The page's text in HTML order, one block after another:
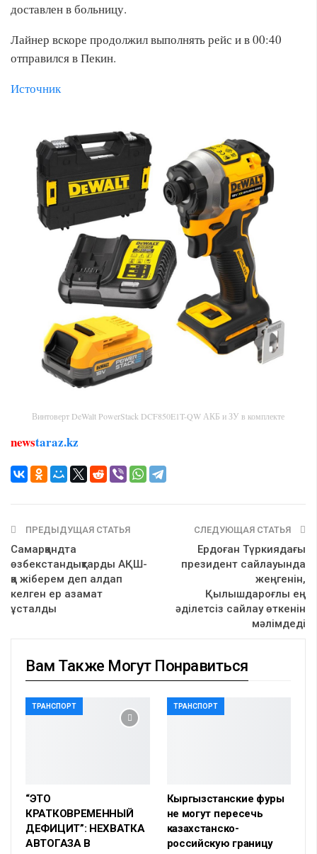
доставлен в больницу.
Лайнер вскоре продолжил выполнять рейс и в 00:40
отправился в Пекин.
Источник
Винтоверт DeWalt PowerStack DCF850E1T-QW АКБ и ЗУ в комплекте
newstaraz.kz
ПРЕДЫДУЩАЯ СТАТЬЯ
Самарқандта
өзбекстандықтарды АҚШ-
қа жіберем деп алдап
келген ер азамат
ұсталды
СЛЕДУЮЩАЯ СТАТЬЯ
Ердоған Түркиядағы
президент сайлауында
жеңгенін,
Қылышдароғлы ең
әділетсіз сайлау өткенін
мәлімдеді
Вам Также Могут Понравиться
ТРАНСПОРТ
“ЭТО
КРАТКОВРЕМЕННЫЙ
ДЕФИЦИТ”: НЕХВАТКА
АВТОГАЗА В
ТРАНСПОРТ
Кыргызстанские фуры
не могут пересечь
казахстанско-
российскую границу